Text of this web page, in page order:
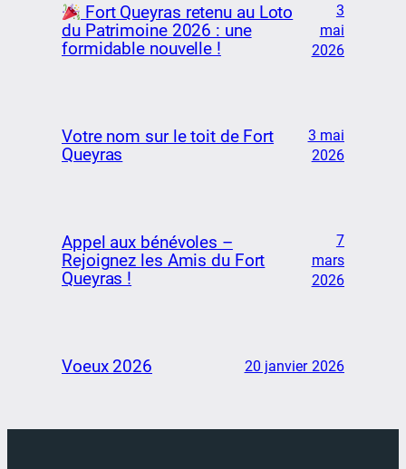
Fort Queyras retenu au Loto
du Patrimoine 2026 : une
formidable nouvelle !
3
mai
2026
Votre nom sur le toit de Fort
Queyras
3 mai
2026
Appel aux bénévoles –
Rejoignez les Amis du Fort
Queyras !
7
mars
2026
Voeux 2026 20 janvier 2026